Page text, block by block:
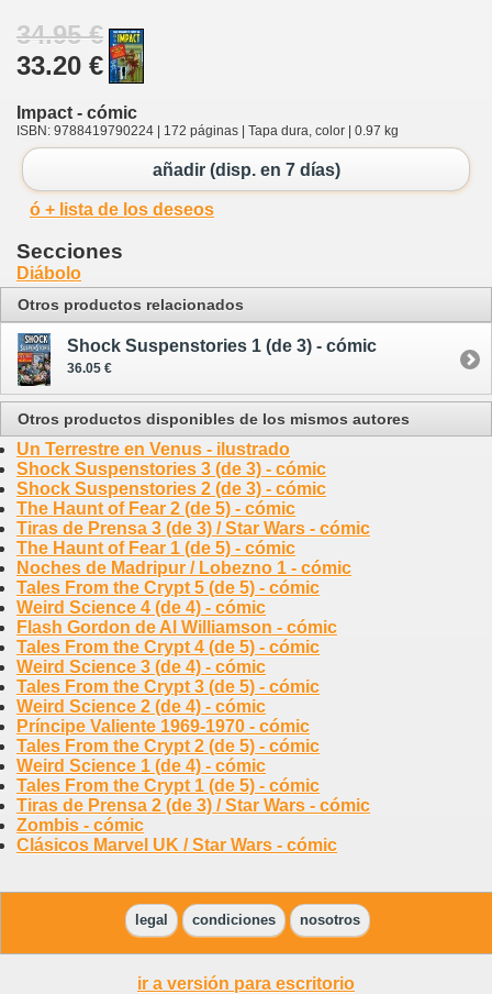
34.95 €
33.20 €
Impact - cómic
ISBN: 9788419790224 | 172 páginas | Tapa dura, color | 0.97 kg
añadir (disp. en 7 días)
ó + lista de los deseos
Secciones
Diábolo
Otros productos relacionados
Shock Suspenstories 1 (de 3) - cómic
36.05 €
Otros productos disponibles de los mismos autores
Un Terrestre en Venus - ilustrado
Shock Suspenstories 3 (de 3) - cómic
Shock Suspenstories 2 (de 3) - cómic
The Haunt of Fear 2 (de 5) - cómic
Tiras de Prensa 3 (de 3) / Star Wars - cómic
The Haunt of Fear 1 (de 5) - cómic
Noches de Madripur / Lobezno 1 - cómic
Tales From the Crypt 5 (de 5) - cómic
Weird Science 4 (de 4) - cómic
Flash Gordon de Al Williamson - cómic
Tales From the Crypt 4 (de 5) - cómic
Weird Science 3 (de 4) - cómic
Tales From the Crypt 3 (de 5) - cómic
Weird Science 2 (de 4) - cómic
Príncipe Valiente 1969-1970 - cómic
Tales From the Crypt 2 (de 5) - cómic
Weird Science 1 (de 4) - cómic
Tales From the Crypt 1 (de 5) - cómic
Tiras de Prensa 2 (de 3) / Star Wars - cómic
Zombis - cómic
Clásicos Marvel UK / Star Wars - cómic
legal condiciones nosotros
ir a versión para escritorio